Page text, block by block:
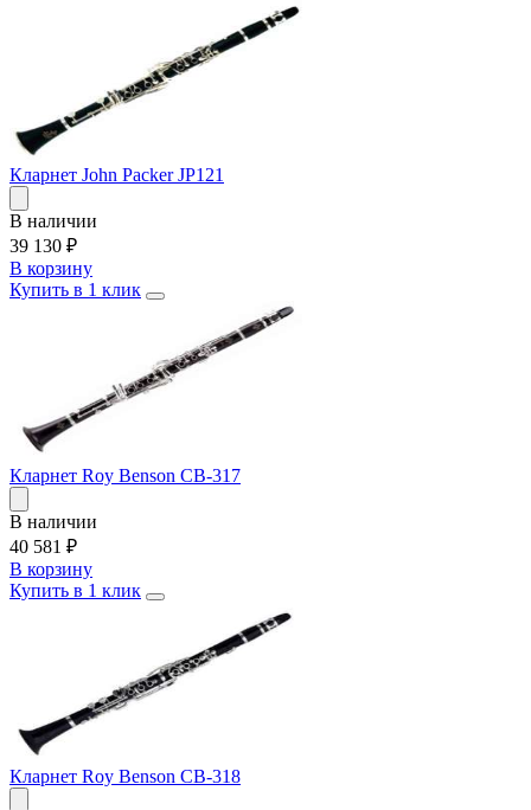
Кларнет John Packer JP121
В наличии
39 130 ₽
В корзину
Купить в 1 клик
Кларнет Roy Benson CB-317
В наличии
40 581 ₽
В корзину
Купить в 1 клик
Кларнет Roy Benson CB-318